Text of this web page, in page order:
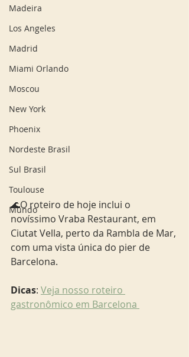
Madeira
Los Angeles
Madrid
Miami Orlando
Moscou
New York
Phoenix
Nordeste Brasil
Sul Brasil
Toulouse
Mundo
🌊O roteiro de hoje inclui o
novíssimo Vraba Restaurant, em
Ciutat Vella, perto da Rambla de Mar,
com uma vista única do pier de
Barcelona.
Dicas: Veja nosso roteiro
gastronômico em Barcelona